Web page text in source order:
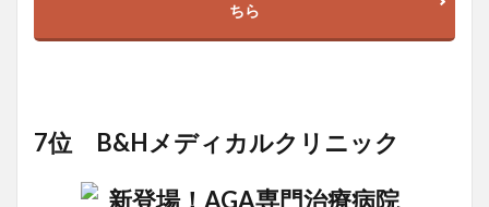
ちら
7位 B&Hメディカルクリニック